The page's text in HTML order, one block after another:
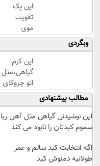
این پک
تقویت
موی
جلبک
رسانه
ای شد
(کلیک
جهت
اطلاعات
بیشتر)
وبگردی
این کرم
گیاهی،مثل
اتو چروکای
پوستتوصاف
میکنه!50%تخفیف
مطالب پیشنهادی
این نوشیدنی گیاهی مثل آهن ربا
سموم کبدتان را نابود می کند
اگه انتخابت کبد سالم و عمر
طولانیه دمنوش کبد